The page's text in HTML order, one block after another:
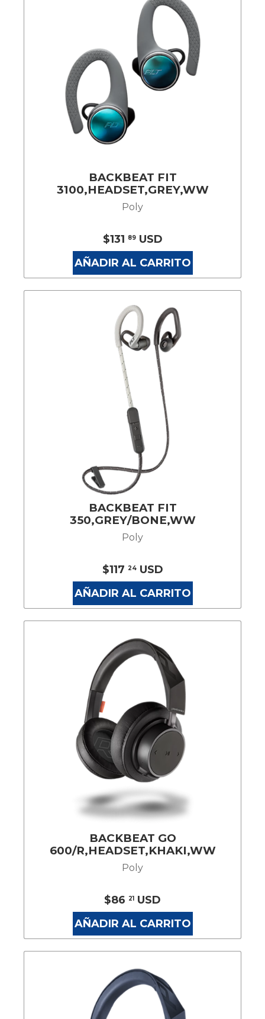
BACKBEAT FIT
3100,HEADSET,GREY,WW
Poly
$131 89USD
AÑADIR AL CARRITO
BACKBEAT FIT
350,GREY/BONE,WW
Poly
$117 24USD
AÑADIR AL CARRITO
BACKBEAT GO
600/R,HEADSET,KHAKI,WW
Poly
$86 21
USD
AÑADIR AL CARRITO